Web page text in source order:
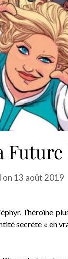
Future
on 13 août 2019
l’héroïne
secrète « en